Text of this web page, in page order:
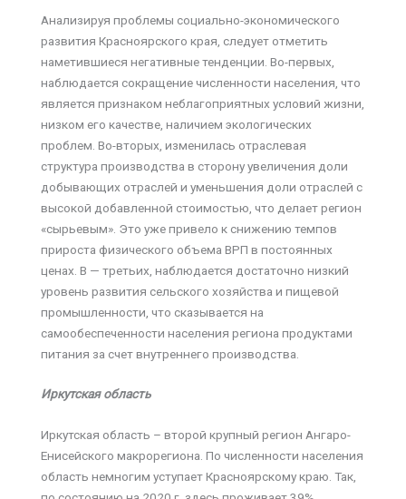
Анализируя проблемы социально-экономического
развития Красноярского края, следует отметить
наметившиеся негативные тенденции. Во-первых,
наблюдается сокращение численности населения, что
является признаком неблагоприятных условий жизни,
низком его качестве, наличием экологических
проблем. Во-вторых, изменилась отраслевая
структура производства в сторону увеличения доли
добывающих отраслей и уменьшения доли отраслей с
высокой добавленной стоимостью, что делает регион
«сырьевым». Это уже привело к снижению темпов
прироста физического объема ВРП в постоянных
ценах. В — третьих, наблюдается достаточно низкий
уровень развития сельского хозяйства и пищевой
промышленности, что сказывается на
самообеспеченности населения региона продуктами
питания за счет внутреннего производства.
Иркутская область
Иркутская область – второй крупный регион Ангаро-
Енисейского макрорегиона. По численности населения
область немногим уступает Красноярскому краю. Так,